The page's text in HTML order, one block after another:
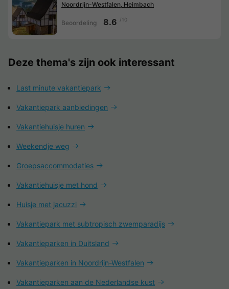
Noordrijn-Westfalen, Heimbach
Beoordeling 8.6 /10
Deze thema's zijn ook interessant
Last minute vakantiepark
Vakantiepark aanbiedingen
Vakantiehuisje huren
Weekendje weg
Groepsaccommodaties
Vakantiehuisje met hond
Huisje met jacuzzi
Vakantiepark met subtropisch zwemparadijs
Vakantieparken in Duitsland
Vakantieparken in Noordrijn-Westfalen
Vakantieparken aan de Nederlandse kust